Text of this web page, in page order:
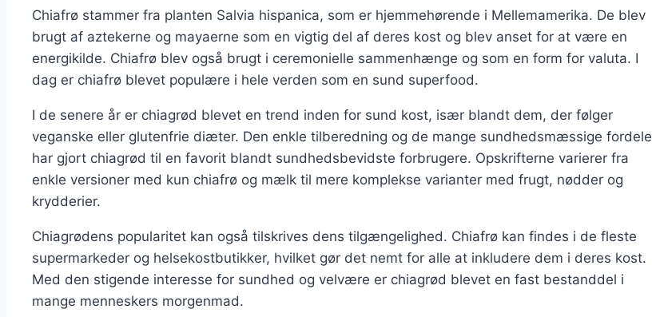
Chiafrø stammer fra planten Salvia hispanica, som er hjemmehørende i Mellemamerika. De blev
brugt af aztekerne og mayaerne som en vigtig del af deres kost og blev anset for at være en
energikilde. Chiafrø blev også brugt i ceremonielle sammenhænge og som en form for valuta. I
dag er chiafrø blevet populære i hele verden som en sund superfood.
I de senere år er chiagrød blevet en trend inden for sund kost, især blandt dem, der følger
veganske eller glutenfrie diæter. Den enkle tilberedning og de mange sundhedsmæssige fordele
har gjort chiagrød til en favorit blandt sundhedsbevidste forbrugere. Opskrifterne varierer fra
enkle versioner med kun chiafrø og mælk til mere komplekse varianter med frugt, nødder og
krydderier.
Chiagrødens popularitet kan også tilskrives dens tilgængelighed. Chiafrø kan findes i de fleste
supermarkeder og helsekostbutikker, hvilket gør det nemt for alle at inkludere dem i deres kost.
Med den stigende interesse for sundhed og velvære er chiagrød blevet en fast bestanddel i
mange menneskers morgenmad.